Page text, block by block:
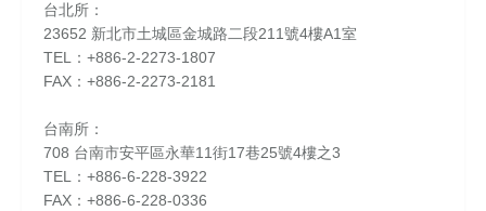
台北所：
23652 新北市土城區金城路二段211號4樓A1室
TEL：+886-2-2273-1807
FAX：+886-2-2273-2181
台南所：
708 台南市安平區永華11街17巷25號4樓之3
TEL：+886-6-228-3922
FAX：+886-6-228-0336